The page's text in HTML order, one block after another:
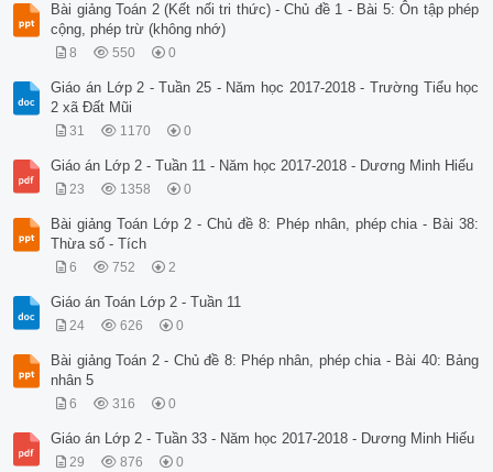
Bài giảng Toán 2 (Kết nối tri thức) - Chủ đề 1 - Bài 5: Ôn tập phép
cộng, phép trừ (không nhớ)
8 550 0
Giáo án Lớp 2 - Tuần 25 - Năm học 2017-2018 - Trường Tiểu học
2 xã Đất Mũi
31 1170 0
Giáo án Lớp 2 - Tuần 11 - Năm học 2017-2018 - Dương Minh Hiếu
23 1358 0
Bài giảng Toán Lớp 2 - Chủ đề 8: Phép nhân, phép chia - Bài 38:
Thừa số - Tích
6 752 2
Giáo án Toán Lớp 2 - Tuần 11
24 626 0
Bài giảng Toán 2 - Chủ đề 8: Phép nhân, phép chia - Bài 40: Bảng
nhân 5
6 316 0
Giáo án Lớp 2 - Tuần 33 - Năm học 2017-2018 - Dương Minh Hiếu
29 876 0